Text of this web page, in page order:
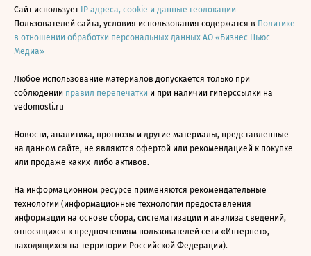
Сайт использует IP адреса, cookie и данные геолокации
Пользователей сайта, условия использования содержатся в Политике
в отношении обработки персональных данных АО «Бизнес Ньюс
Медиа»
Любое использование материалов допускается только при
соблюдении правил перепечатки и при наличии гиперссылки на
vedomosti.ru
Новости, аналитика, прогнозы и другие материалы, представленные
на данном сайте, не являются офертой или рекомендацией к покупке
или продаже каких-либо активов.
На информационном ресурсе применяются рекомендательные
технологии (информационные технологии предоставления
информации на основе сбора, систематизации и анализа сведений,
относящихся к предпочтениям пользователей сети «Интернет»,
находящихся на территории Российской Федерации).